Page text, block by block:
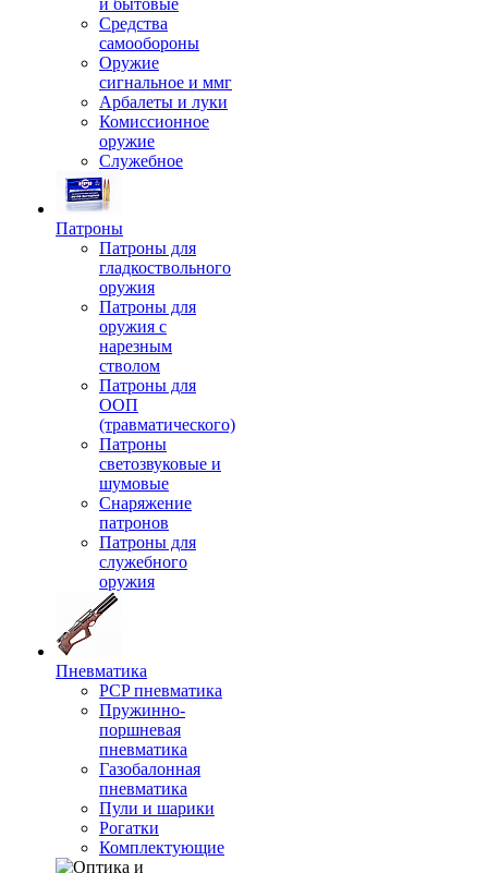
и бытовые
Средства
самообороны
Оружие
сигнальное и ммг
Арбалеты и луки
Комиссионное
оружие
Служебное
Патроны
Патроны для
гладкоствольного
оружия
Патроны для
оружия с
нарезным
стволом
Патроны для
ООП
(травматического)
Патроны
светозвуковые и
шумовые
Снаряжение
патронов
Патроны для
служебного
оружия
Пневматика
PCP пневматика
Пружинно-
поршневая
пневматика
Газобалонная
пневматика
Пули и шарики
Рогатки
Комплектующие